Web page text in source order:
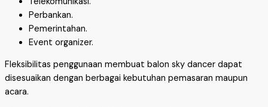
Perbankan.
Pemerintahan.
Event organizer.
Fleksibilitas penggunaan membuat balon sky dancer dapat
disesuaikan dengan berbagai kebutuhan pemasaran maupun
acara.